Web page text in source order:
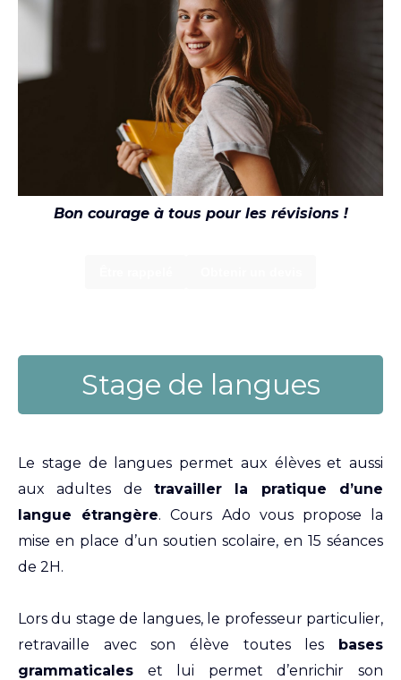
Bon courage à tous pour les révisions !
Stage de langues
Le stage de langues permet aux élèves et aussi
aux adultes de travailler la pratique d’une
langue étrangère. Cours Ado vous propose la
mise en place d’un soutien scolaire, en 15 séances
de 2H.
Lors du stage de langues, le professeur particulier,
retravaille avec son élève toutes les bases
grammaticales et lui permet d’enrichir son